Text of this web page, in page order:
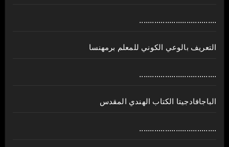
....................................
ﺍﻟﺘﻌﺮﻳﻒ ﺑﺎﻟﻮﻋﻲ ﺍﻟﻜﻮﻧﻲ للمعلم برمهنسا
....................................
الباجافادجيتا الكتاب الهندي المقدس
....................................